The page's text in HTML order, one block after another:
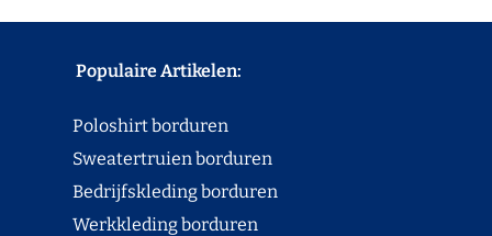
Artikelen:
borduren
borduren
borduren
borduren